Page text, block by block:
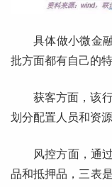
具体做小微金
批方面都有自己的特
获客方面，该
划分配置人员和资源
风控方面，通
品和抵押品，三表